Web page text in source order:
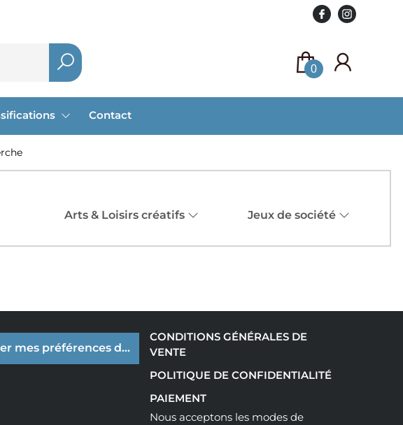
0
Contact
Arts & Loisirs créatifs Jeux de société
mes préférences de cookies
CONDITIONS GÉNÉRALES DE
VENTE
POLITIQUE DE CONFIDENTIALITÉ
PAIEMENT
Nous acceptons les modes de